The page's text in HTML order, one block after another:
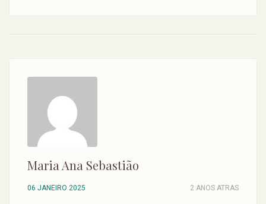
Maria Ana Sebastião
06 JANEIRO 2025 2 ANOS ATRAS